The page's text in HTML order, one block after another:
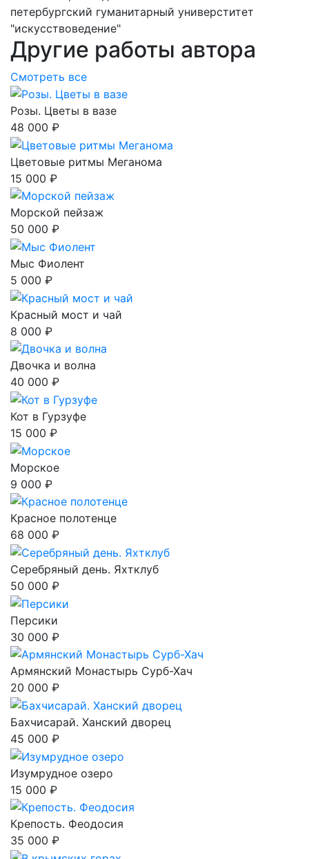
петербургский гуманитарный универститет
"искусствоведение"
Другие работы автора
Смотреть все
Розы. Цветы в вазе
48 000 ₽
Цветовые ритмы Меганома
15 000 ₽
Морской пейзаж
50 000 ₽
Мыс Фиолент
5 000 ₽
Красный мост и чай
8 000 ₽
Двочка и волна
40 000 ₽
Кот в Гурзуфе
15 000 ₽
Морское
9 000 ₽
Красное полотенце
68 000 ₽
Серебряный день. Яхтклуб
50 000 ₽
Персики
30 000 ₽
Армянский Монастырь Сурб-Хач
20 000 ₽
Бахчисарай. Ханский дворец
45 000 ₽
Изумрудное озеро
15 000 ₽
Крепость. Феодосия
35 000 ₽